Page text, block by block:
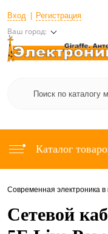
Вход Регистрация
Ваш город:
Каталог
Современная электроника в
Сетевой